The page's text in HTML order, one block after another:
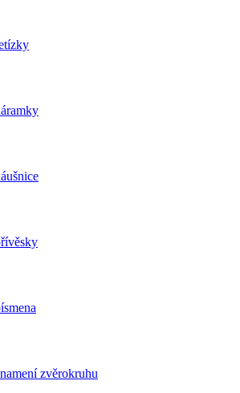
zvěrokruhu